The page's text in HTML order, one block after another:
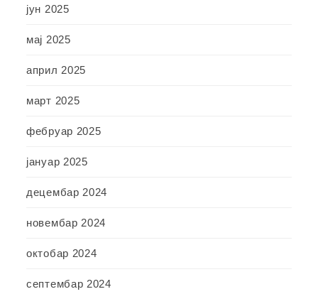
јун 2025
мај 2025
април 2025
март 2025
фебруар 2025
јануар 2025
децембар 2024
новембар 2024
октобар 2024
септембар 2024